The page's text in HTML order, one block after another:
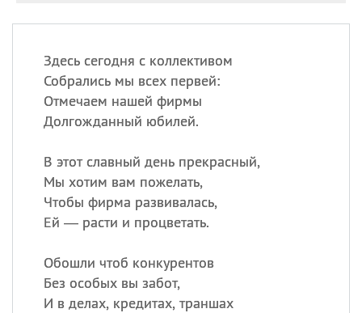
Здесь сегодня с коллективом
Собрались мы всех первей:
Отмечаем нашей фирмы
Долгожданный юбилей.
В этот славный день прекрасный,
Мы хотим вам пожелать,
Чтобы фирма развивалась,
Ей — расти и процветать.
Обошли чтоб конкурентов
Без особых вы забот,
И в делах, кредитах, траншах
Романа и Давида
мучеников
07.08
ИМЕНА
Сегодня празднуют именины
,Еще